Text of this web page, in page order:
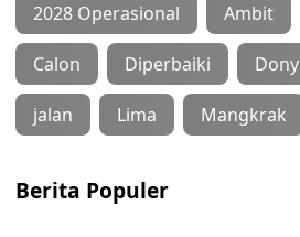
2028 Operasional Ambit
Calon Diperbaiki Dony
jalan Lima Mangkrak
Berita Populer